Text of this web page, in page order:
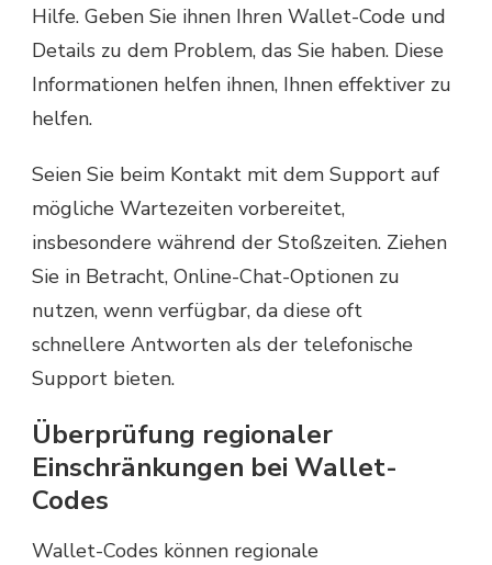
Hilfe. Geben Sie ihnen Ihren Wallet-Code und
Details zu dem Problem, das Sie haben. Diese
Informationen helfen ihnen, Ihnen effektiver zu
helfen.
Seien Sie beim Kontakt mit dem Support auf
mögliche Wartezeiten vorbereitet,
insbesondere während der Stoßzeiten. Ziehen
Sie in Betracht, Online-Chat-Optionen zu
nutzen, wenn verfügbar, da diese oft
schnellere Antworten als der telefonische
Support bieten.
Überprüfung regionaler
Einschränkungen bei Wallet-
Codes
Wallet-Codes können regionale